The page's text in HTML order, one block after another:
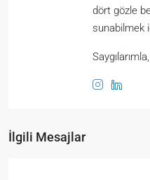
dört gözle
sunabilmek
Saygılarımla,
İlgili Mesajlar